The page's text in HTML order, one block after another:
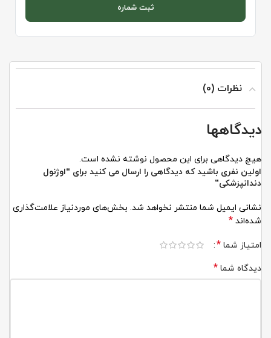
ثبت شماره
نظرات (0)
دیدگاهها
هیچ دیدگاهی برای این محصول نوشته نشده است.
اولین نفری باشید که دیدگاهی را ارسال می کنید برای “اوژنول
دندانپزشکی”
نشانی ایمیل شما منتشر نخواهد شد. بخش‌های موردنیاز علامت‌گذاری
شده‌اند *
امتیاز شما *
دیدگاه شما *